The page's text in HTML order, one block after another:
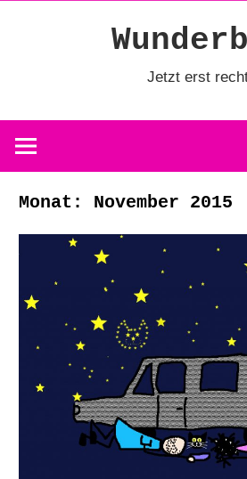
Jetzt erst
Monat: November 2015